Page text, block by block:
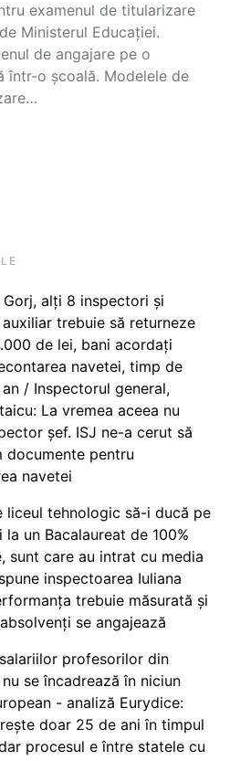
examenul de titularizare
Ministerul Educației.
de angajare pe o
într-o școală. Modelele de
Gorj, alți 8 inspectori și
trebuie să returneze
de lei, bani acordați
navetei, timp de
/ Inspectorul general,
La vremea aceea nu
șef. ISJ ne-a cerut să
documente pentru
navetei
liceul tehnologic să-i ducă pe
un Bacalaureat de 100%
sunt care au intrat cu media
inspectoarea Iuliana
trebuie măsurată și
se angajează
profesorilor din
nu se încadrează în niciun
- analiză Eurydice:
doar 25 de ani în timpul
procesul e între statele cu